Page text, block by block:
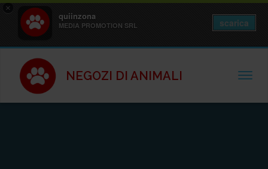
×
quiinzona
MEDIA PROMOTION SRL scarica
NEGOZI DI ANIMALI